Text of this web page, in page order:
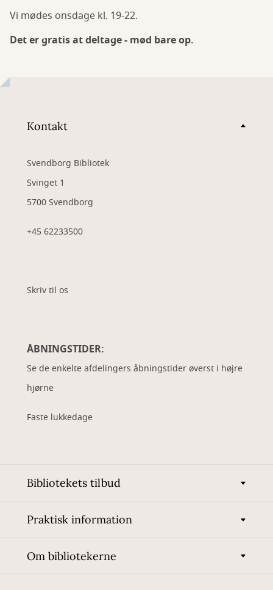
Vi mødes onsdage kl. 19-22.
Det er gratis at deltage - mød bare op.
Kontakt
Svendborg Bibliotek
Svinget 1
5700 Svendborg
+45 62233500
Skriv til os
ÅBNINGSTIDER:
Se de enkelte afdelingers åbningstider øverst i højre
hjørne
Faste lukkedage
Bibliotekets tilbud
Praktisk information
Om bibliotekerne